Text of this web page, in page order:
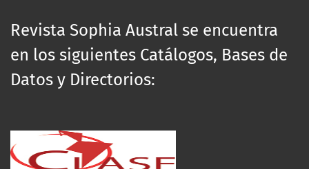
Revista Sophia Austral se encuentra
en los siguientes Catálogos, Bases de
Datos y Directorios: